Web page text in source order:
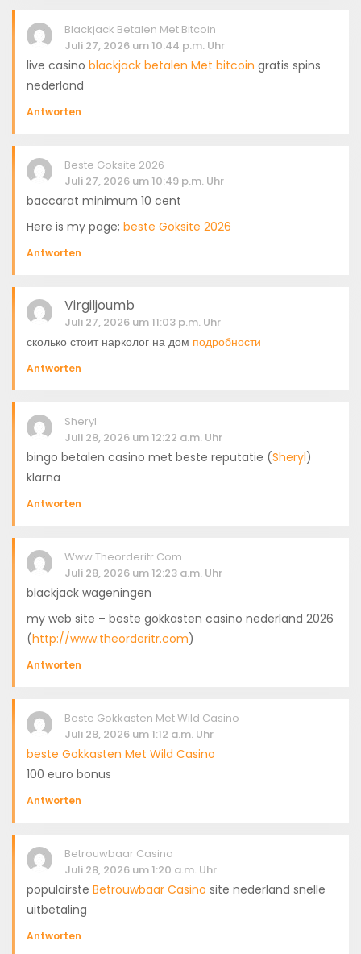
Blackjack Betalen Met Bitcoin
Juli 27, 2026 um 10:44 p.m. Uhr
live casino blackjack betalen Met bitcoin gratis spins
nederland
Antworten
Beste Goksite 2026
Juli 27, 2026 um 10:49 p.m. Uhr
baccarat minimum 10 cent
Here is my page; beste Goksite 2026
Antworten
Virgiljoumb
Juli 27, 2026 um 11:03 p.m. Uhr
сколько стоит нарколог на дом подробности
Antworten
Sheryl
Juli 28, 2026 um 12:22 a.m. Uhr
bingo betalen casino met beste reputatie (Sheryl)
klarna
Antworten
Www.theorderitr.com
Juli 28, 2026 um 12:23 a.m. Uhr
blackjack wageningen
my web site – beste gokkasten casino nederland 2026
(http://www.theorderitr.com)
Antworten
Beste Gokkasten Met Wild Casino
Juli 28, 2026 um 1:12 a.m. Uhr
beste Gokkasten Met Wild Casino
100 euro bonus
Antworten
Betrouwbaar Casino
Juli 28, 2026 um 1:20 a.m. Uhr
populairste Betrouwbaar Casino site nederland snelle
uitbetaling
Antworten